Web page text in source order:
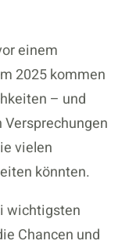
einem
2025 kommen
– und
vielen
könnten.
wichtigsten
Chancen und